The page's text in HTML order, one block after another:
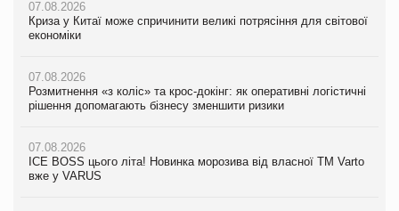
07.08.2026
Криза у Китаї може спричинити великі потрясіння для світової
економіки
07.08.2026
Розмитнення «з коліс» та крос-докінг: як оперативні логістичні
рішення допомагають бізнесу зменшити ризики
07.08.2026
ICE BOSS цього літа! Новинка морозива від власної ТМ Varto
вже у VARUS
07.08.2026
Криза у Китаї може спричинити великі потрясіння для світової
економіки
07.08.2026
Розмитнення «з коліс» та крос-докінг: як оперативні логістичні
рішення допомагають бізнесу зменшити ризики
07.08.2026
ICE BOSS цього літа! Новинка морозива від власної ТМ Varto
вже у VARUS
07.08.2026
Криза у Китаї може спричинити великі потрясіння для світової
економіки
07.08.2026
Kraft Heinz скоротила збиток у першому півріччі
Продажі Hugo Boss впали на 9%